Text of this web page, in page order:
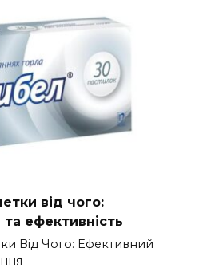
від чого:
ефективність
Від Чого: Ефективний